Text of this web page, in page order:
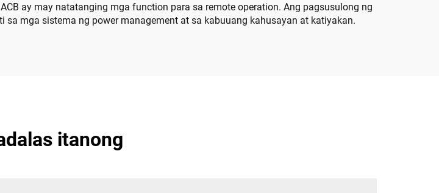
ay may natatanging mga function para sa remote operation. Ang pagsusulong ng
mga sistema ng power management at sa kabuuang kahusayan at katiyakan.
itanong